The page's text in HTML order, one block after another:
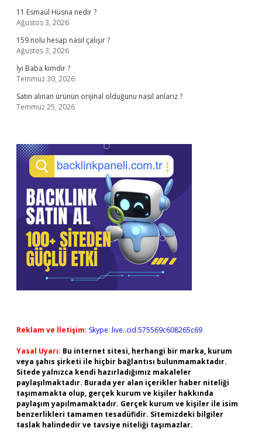
11 Esmaül Hüsna nedir ?
Ağustos 3, 2026
159 nolu hesap nasıl çalışır ?
Ağustos 3, 2026
İyi Baba kimdir ?
Temmuz 30, 2026
Satın alınan ürünün orijinal olduğunu nasıl anlarız ?
Temmuz 25, 2026
Reklam ve İletişim: Skype: live:.cid.575569c608265c69
Yasal Uyarı: Bu internet sitesi, herhangi bir marka, kurum
veya şahıs şirketi ile hiçbir bağlantısı bulunmamaktadır.
Sitede yalnızca kendi hazırladığımız makaleler
paylaşılmaktadır. Burada yer alan içerikler haber niteliği
taşımamakta olup, gerçek kurum ve kişiler hakkında
paylaşım yapılmamaktadır. Gerçek kurum ve kişiler ile isim
benzerlikleri tamamen tesadüfidir. Sitemizdeki bilgiler
taslak halindedir ve tavsiye niteliği taşımazlar.